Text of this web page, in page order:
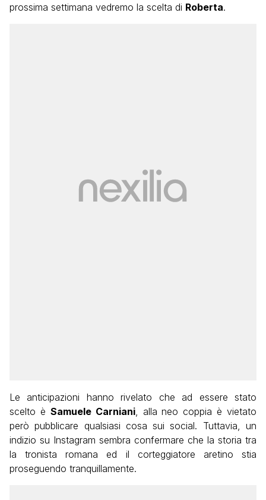
prossima settimana vedremo la scelta di Roberta.
Le anticipazioni hanno rivelato che ad essere stato
scelto è Samuele Carniani, alla neo coppia è vietato
però pubblicare qualsiasi cosa sui social. Tuttavia, un
indizio su Instagram sembra confermare che la storia tra
la tronista romana ed il corteggiatore aretino stia
proseguendo tranquillamente.